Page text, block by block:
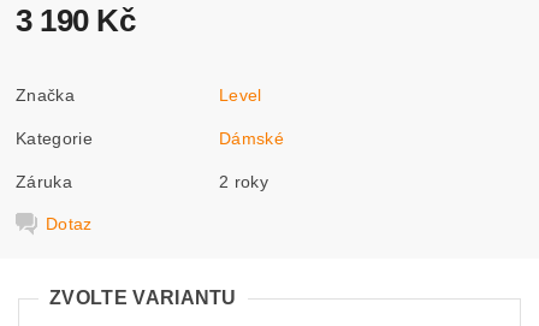
3 190 Kč
Značka Level
Kategorie Dámské
Záruka 2 roky
Dotaz
ZVOLTE VARIANTU